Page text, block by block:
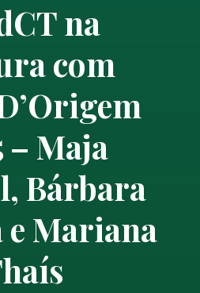
na
com
– Maja
Bárbara
Mariana